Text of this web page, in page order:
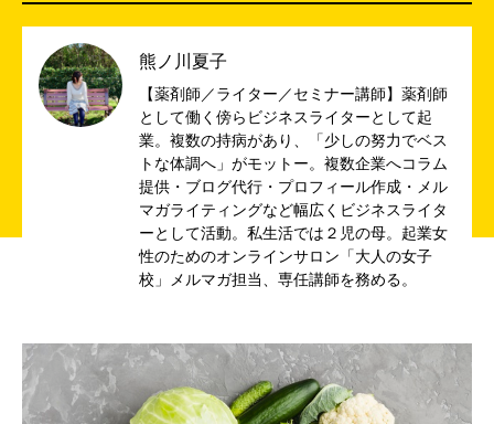
熊ノ川夏子
【薬剤師／ライター／セミナー講師】薬剤師
として働く傍らビジネスライターとして起
業。複数の持病があり、「少しの努力でベス
トな体調へ」がモットー。複数企業へコラム
提供・ブログ代行・プロフィール作成・メル
マガライティングなど幅広くビジネスライタ
ーとして活動。私生活では２児の母。起業女
性のためのオンラインサロン「大人の女子
校」メルマガ担当、専任講師を務める。